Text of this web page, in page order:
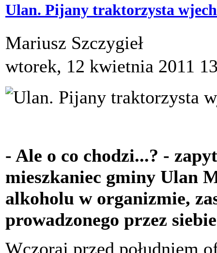
Ulan. Pijany traktorzysta
Mariusz Szczygieł
wtorek, 12 kwietnia 2011
- Ale o co chodzi...? -
mieszkaniec gminy Ulan
alkoholu w organizmie,
prowadzonego przez
Wczoraj przed południem